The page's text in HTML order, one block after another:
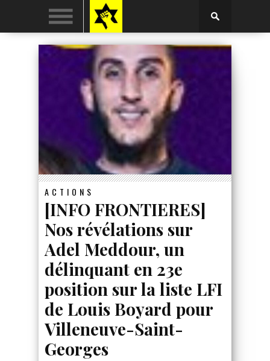
ACTIONS
[INFO FRONTIERES]
Nos révélations sur
Adel Meddour, un
délinquant en 23e
position sur la liste LFI
de Louis Boyard pour
Villeneuve-Saint-
Georges